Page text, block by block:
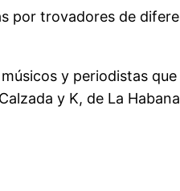
por trovadores de
y periodistas
y K, de La